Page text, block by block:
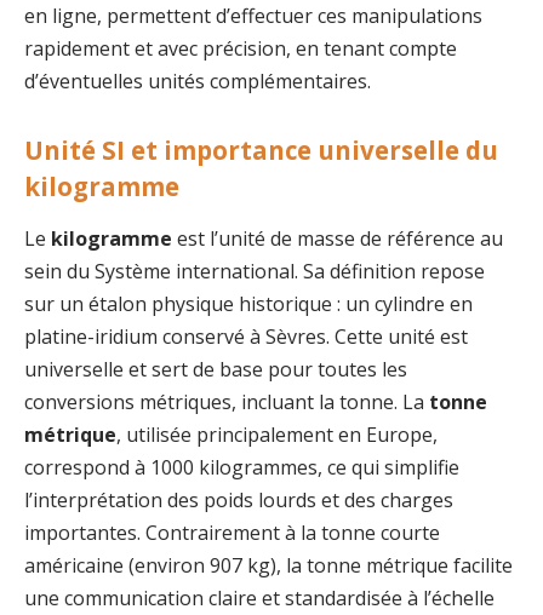
en ligne, permettent d’effectuer ces manipulations
rapidement et avec précision, en tenant compte
d’éventuelles unités complémentaires.
Unité SI et importance universelle du
kilogramme
Le kilogramme est l’unité de masse de référence au
sein du Système international. Sa définition repose
sur un étalon physique historique : un cylindre en
platine-iridium conservé à Sèvres. Cette unité est
universelle et sert de base pour toutes les
conversions métriques, incluant la tonne. La tonne
métrique, utilisée principalement en Europe,
correspond à 1000 kilogrammes, ce qui simplifie
l’interprétation des poids lourds et des charges
importantes. Contrairement à la tonne courte
américaine (environ 907 kg), la tonne métrique facilite
une communication claire et standardisée à l’échelle